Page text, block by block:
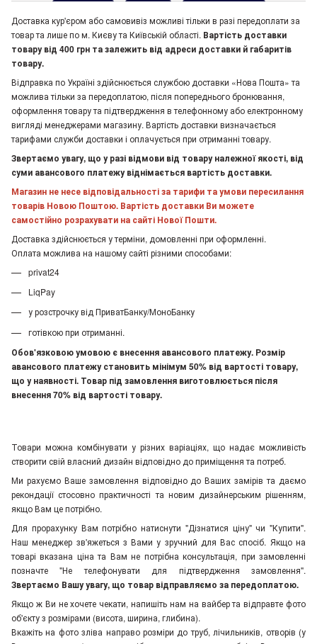
Доставка кур'єром або самовивіз можливі тільки в разі передоплати за
товар та лише по м. Києву та Київській області. Вартість доставки
товару від 400 грн та залежить від адреси доставки й габаритів
товару.
Відправка по Україні здійснюється службою доставки «Нова Пошта» та
можлива тільки за передоплатою, після попереднього бронювання,
оформлення товару та підтвердження в телефонному або електронному
вигляді менеджерами магазину. Вартість доставки визначається
тарифами служби доставки і оплачується при отриманні товару.
Звертаємо увагу, що у разі відмови від товару належної якості, від
суми авансового платежу віднімається вартість доставки.
Магазин не несе відповідальності за тарифи та умови пересилання
товарів Новою Поштою. Вартість доставки Ви можете
самостійно розрахувати на сайті Нової Пошти.
Доставка здійснюється у терміни, домовленні при оформленні.
Оплата можлива на нашому сайті різними способами:
privat24
LiqPay
у розстрочку від ПриватБанку/МоноБанку
готівкою при отриманні.
Обов'язковою умовою є внесення авансового платежу. Розмір
авансового платежу становить мінімум 50% від вартості товару,
що у наявності. Товар під замовлення виготовлюється після
внесення 70% від вартості товару.
Товари можна комбінувати у різних варіаціях, що надає можливість
створити свій власний дизайн відповідно до приміщення та потреб.
Ми рахуємо Ваше замовлення відповідно до Ваших замірів та даємо
рекондації стосовно практичності та новим дизайнерським рішенням,
якщо Вам це потрібно.
Для прорахунку Вам потрібно натиснути "Дізнатися ціну" чи "Купити".
Наш менеджер зв'яжеться з Вами у зручний для Вас спосіб. Якщо на
товарі вказана ціна та Вам не потрібна консультація, при замовленні
позначте "Не телефонувати для підтвердження замовлення".
Звертаємо Вашу увагу, що товар відправляємо за передоплатою.
Якщо ж Ви не хочете чекати, напишіть нам на вайбер та відправте фото
об'єкту з розмірами (висота, ширина, глибина).
Вкажіть на фото зліва направо розміри до труб, лічильників, отворів (у